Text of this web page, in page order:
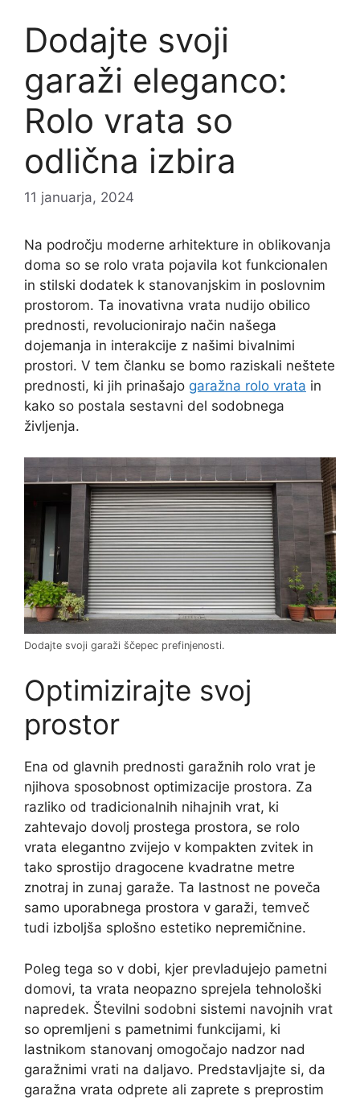
Dodajte svoji
garaži eleganco:
Rolo vrata so
odlična izbira
11 januarja, 2024
Na področju moderne arhitekture in oblikovanja
doma so se rolo vrata pojavila kot funkcionalen
in stilski dodatek k stanovanjskim in poslovnim
prostorom. Ta inovativna vrata nudijo obilico
prednosti, revolucionirajo način našega
dojemanja in interakcije z našimi bivalnimi
prostori. V tem članku se bomo raziskali neštete
prednosti, ki jih prinašajo garažna rolo vrata in
kako so postala sestavni del sodobnega
življenja.
Dodajte svoji garaži ščepec prefinjenosti.
Optimizirajte svoj
prostor
Ena od glavnih prednosti garažnih rolo vrat je
njihova sposobnost optimizacije prostora. Za
razliko od tradicionalnih nihajnih vrat, ki
zahtevajo dovolj prostega prostora, se rolo
vrata elegantno zvijejo v kompakten zvitek in
tako sprostijo dragocene kvadratne metre
znotraj in zunaj garaže. Ta lastnost ne poveča
samo uporabnega prostora v garaži, temveč
tudi izboljša splošno estetiko nepremičnine.
Poleg tega so v dobi, kjer prevladujejo pametni
domovi, ta vrata neopazno sprejela tehnološki
napredek. Številni sodobni sistemi navojnih vrat
so opremljeni s pametnimi funkcijami, ki
lastnikom stanovanj omogočajo nadzor nad
garažnimi vrati na daljavo. Predstavljajte si, da
garažna vrata odprete ali zaprete s preprostim